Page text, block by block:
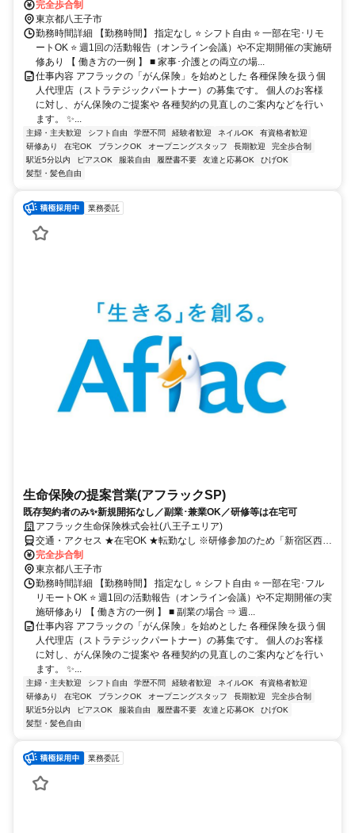
宿」への出社あり
完全歩合制
東京都八王子市
勤務時間詳細 【勤務時間】 指定なし ⭐ シフト自由 ⭐ 一部在宅･リモ
ートOK ⭐ 週1回の活動報告（オンライン会議）や不定期開催の実施研
修あり 【 働き方の一例 】 ■ 家事･介護との両立の場...
仕事内容 アフラックの「がん保険」を始めとした 各種保険を扱う個
人代理店（ストラテジックパートナー）の募集です。 個人のお客様
に対し、がん保険のご提案や 各種契約の見直しのご案内などを行い
ます。 ✨...
主婦・主夫歓迎 シフト自由 学歴不問 経験者歓迎 ネイルOK
有資格者歓迎
研修あり
在宅OK ブランクOK オープニングスタッフ 長期歓迎
完全歩合制
駅近5分以内
ピアスOK 服装自由 履歴書不要 友達と応募OK
ひげOK
髪型・髪色自由
業務委託
生命保険の提案営業(アフラックSP)
既存契約者のみ✨新規開拓なし／副業･兼業OK／研修等は在宅可
アフラック生命保険株式会社(八王子エリア)
交通・アクセス ★在宅OK ★転勤なし ※研修参加のため「新宿区西新
宿」への出社あり
完全歩合制
東京都八王子市
勤務時間詳細 【勤務時間】 指定なし ⭐ シフト自由 ⭐ 一部在宅･フル
リモートOK ⭐ 週1回の活動報告（オンライン会議）や不定期開催の実
施研修あり 【 働き方の一例 】 ■ 副業の場合 ⇒ 週...
仕事内容 アフラックの「がん保険」を始めとした 各種保険を扱う個
人代理店（ストラテジックパートナー）の募集です。 個人のお客様
に対し、がん保険のご提案や 各種契約の見直しのご案内などを行い
ます。 ✨...
主婦・主夫歓迎 シフト自由 学歴不問 経験者歓迎 ネイルOK
有資格者歓迎
研修あり
在宅OK ブランクOK オープニングスタッフ 長期歓迎
完全歩合制
駅近5分以内
ピアスOK 服装自由 履歴書不要 友達と応募OK
ひげOK
髪型・髪色自由
業務委託